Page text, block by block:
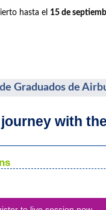
hasta el 15 de
Graduados de
with